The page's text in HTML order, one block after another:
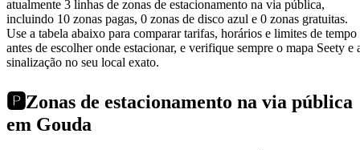
atualmente 3 linhas de zonas de estacionamento na via pública,
incluindo 10 zonas pagas, 0 zonas de disco azul e 0 zonas gratuitas.
Use a tabela abaixo para comparar tarifas, horários e limites de tempo
antes de escolher onde estacionar, e verifique sempre o mapa Seety e
sinalização no seu local exato.
🅿️Zonas de estacionamento na via pública
em Gouda